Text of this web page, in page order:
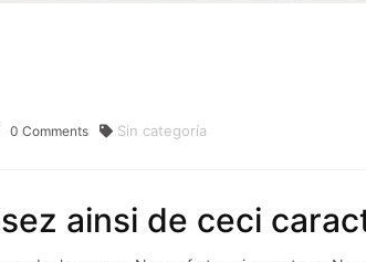
0 Comments Sin categoría
ainsi de ceci